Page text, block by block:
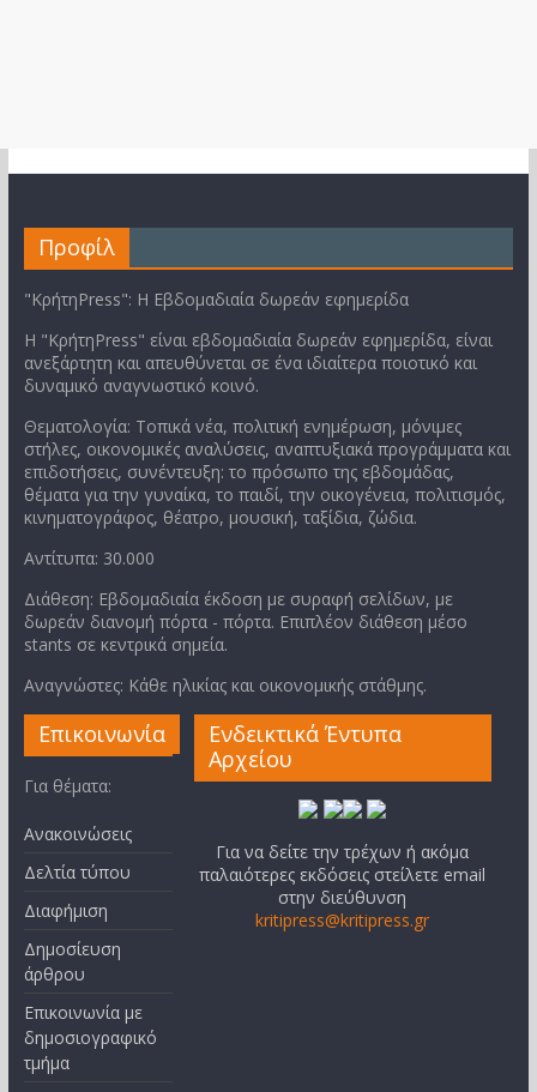
Προφίλ
"ΚρήτηPress": Η Εβδομαδιαία δωρεάν εφημερίδα
Η "ΚρήτηPress" είναι εβδομαδιαία δωρεάν εφημερίδα, είναι
ανεξάρτητη και απευθύνεται σε ένα ιδιαίτερα ποιοτικό και
δυναμικό αναγνωστικό κοινό.
Θεματολογία: Τοπικά νέα, πολιτική ενημέρωση, μόνιμες
στήλες, οικονομικές αναλύσεις, αναπτυξιακά προγράμματα και
επιδοτήσεις, συνέντευξη: το πρόσωπο της εβδομάδας,
θέματα για την γυναίκα, το παιδί, την οικογένεια, πολιτισμός,
κινηματογράφος, θέατρο, μουσική, ταξίδια, ζώδια.
Αντίτυπα: 30.000
Διάθεση: Εβδομαδιαία έκδοση με συραφή σελίδων, με
δωρεάν διανομή πόρτα - πόρτα. Επιπλέον διάθεση μέσο
stants σε κεντρικά σημεία.
Αναγνώστες: Κάθε ηλικίας και οικονομικής στάθμης.
Επικοινωνία
Για θέματα:
Ανακοινώσεις
Δελτία τύπου
Διαφήμιση
Δημοσίευση
άρθρου
Επικοινωνία με
δημοσιογραφικό
τμήμα
Ενδεικτικά Έντυπα
Αρχείου
Για να δείτε την τρέχων ή ακόμα
παλαιότερες εκδόσεις στείλετε email
στην διεύθυνση
kritipress@kritipress.gr